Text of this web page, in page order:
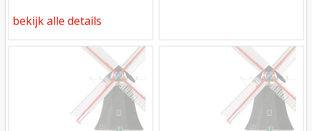
bekijk alle details